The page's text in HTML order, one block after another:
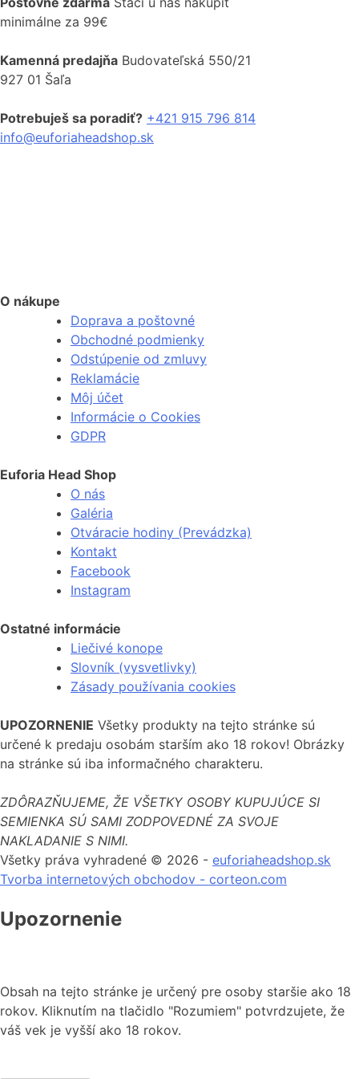
vybrať
stránke
through
má
viacero
Možnosti
vybrať
na
minimálne za 99€
Kamenná predajňa Budovateľská 550/21
927 01 Šaľa
Potrebuješ sa poradiť? +421 915 796 814
info@euforiaheadshop.sk
O nákupe
Doprava a poštovné
Obchodné podmienky
Odstúpenie od zmluvy
Reklamácie
Môj účet
Informácie o Cookies
GDPR
Euforia Head Shop
O nás
Galéria
Otváracie hodiny (Prevádzka)
Kontakt
Facebook
Instagram
Ostatné informácie
Liečivé konope
Slovník (vysvetlivky)
Zásady používania cookies
UPOZORNENIE Všetky produkty na tejto stránke sú
určené k predaju osobám starším ako 18 rokov! Obrázky
na stránke sú iba informačného charakteru.
ZDÔRAZŇUJEME, ŽE VŠETKY OSOBY KUPUJÚCE SI
SEMIENKA SÚ SAMI ZODPOVEDNÉ ZA SVOJE
NAKLADANIE S NIMI.
Všetky práva vyhradené © 2026 - euforiaheadshop.sk
Tvorba internetových obchodov - corteon.com
Upozornenie
Obsah na tejto stránke je určený pre osoby staršie ako 18
rokov. Kliknutím na tlačidlo "Rozumiem" potvrdzujete, že
váš vek je vyšší ako 18 rokov.